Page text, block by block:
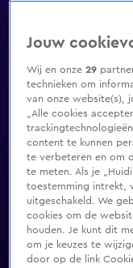
Jouw
Wij en onze29
technieken om
van onze website(s),
„Alle cookies
content te kunnen
te verbeteren en om
te meten. Als je
toestemming intrekt,
uitgeschakeld. We
cookies om de
houden. Je kunt dit
om je keuzes te
door op de link